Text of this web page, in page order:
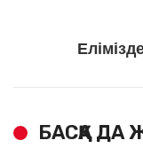
БАСҚА ДА